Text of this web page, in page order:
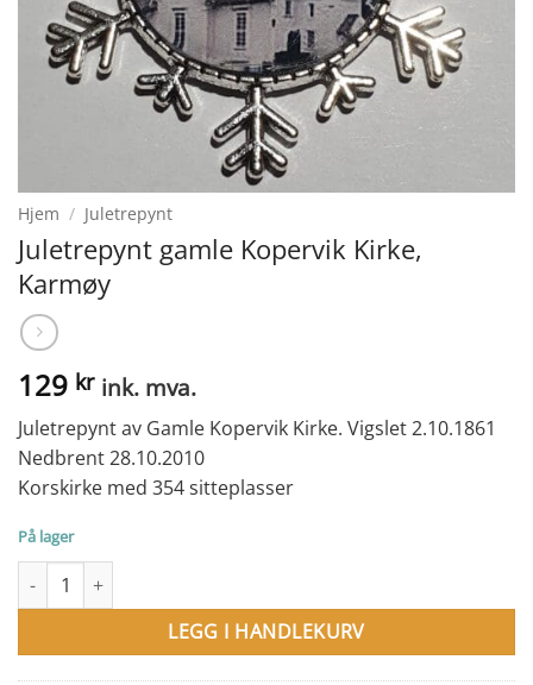
Hjem / Juletrepynt
Juletrepynt gamle Kopervik Kirke,
Karmøy
129 kr ink. mva.
Juletrepynt av Gamle Kopervik Kirke. Vigslet 2.10.1861
Nedbrent 28.10.2010
Korskirke med 354 sitteplasser
På lager
Juletrepynt gamle Kopervik Kirke, Karmøy antall
LEGG I HANDLEKURV